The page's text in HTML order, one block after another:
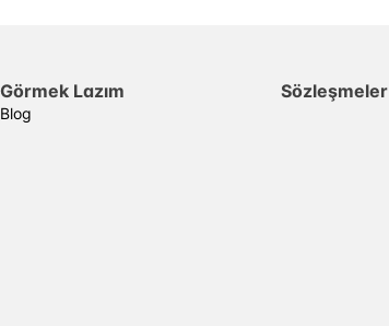
Görmek Lazım
Blog
Sözleşmeler